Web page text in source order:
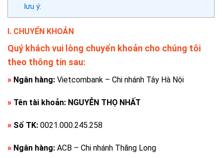
lưu ý:
I. CHUYỂN KHOẢN
Quý khách vui lòng chuyển khoản cho chúng tôi
theo thông tin sau:
» Ngân hàng: Vietcombank – Chi nhánh Tây Hà Nội
» Tên tài khoản: NGUYỄN THỌ NHẤT
» Số TK: 0021.000.245.258
» Ngân hàng: ACB – Chi nhánh Thăng Long